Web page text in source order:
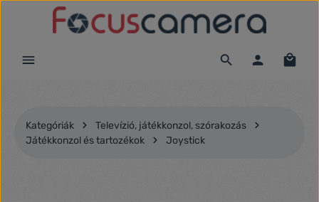
Ugrás a fő tartalomra
Kategóriák
Televízió, játékkonzol, szórakozás
Játékkonzol és tartozékok
Joystick